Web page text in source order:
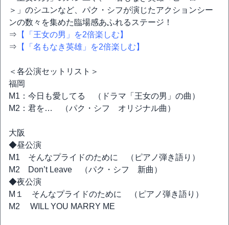
＞」のシユンなど、パク・シフが演じたアクションシー
ンの数々を集めた臨場感あふれるステージ！
⇒ 【「王女の男」を2倍楽しむ】
⇒ 【「名もなき英雄」を2倍楽しむ】
＜各公演セットリスト＞
福岡
M1：今日も愛してる （ドラマ「王女の男」の曲）
M2：君を… （パク・シフ オリジナル曲）
大阪
◆昼公演
M1 そんなプライドのために （ピアノ弾き語り）
M2 Don’t Leave （パク・シフ 新曲）
◆夜公演
M１ そんなプライドのために （ピアノ弾き語り）
M2 WILL YOU MARRY ME